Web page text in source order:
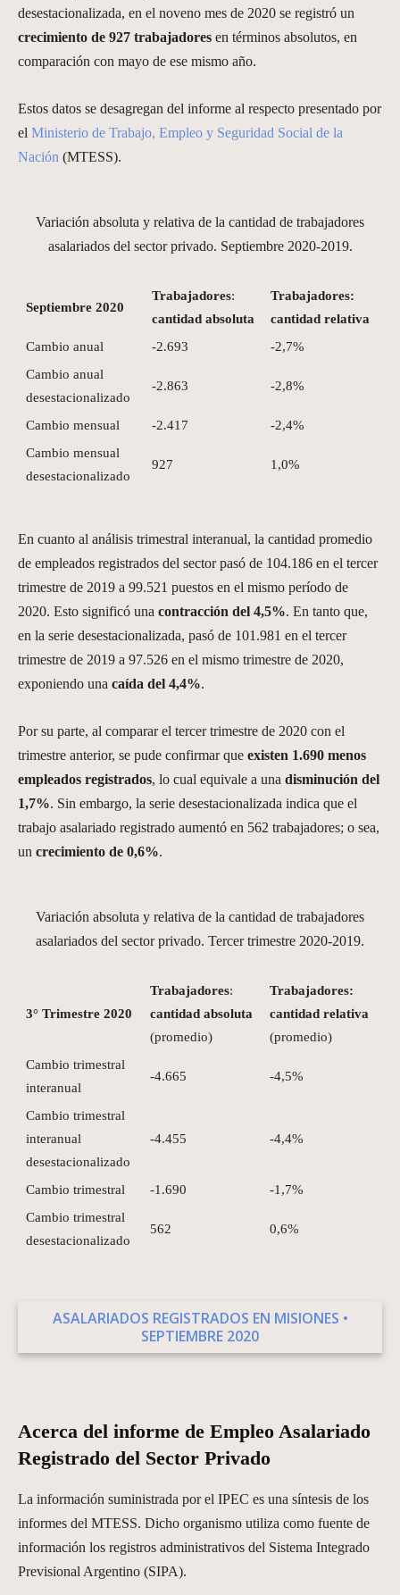
desestacionalizada, en el noveno mes de 2020 se registró un
crecimiento de 927 trabajadores en términos absolutos, en
comparación con mayo de ese mismo año.
Estos datos se desagregan del informe al respecto presentado por
el Ministerio de Trabajo, Empleo y Seguridad Social de la
Nación (MTESS).
Variación absoluta y relativa de la cantidad de trabajadores
asalariados del sector privado. Septiembre 2020-2019.
Septiembre 2020
Trabajadores:
cantidad absoluta
Trabajadores:
cantidad relativa
Cambio anual
-2.693
-2,7%
Cambio anual
desestacionalizado
-2.863 -2,8%
Cambio mensual -2.417
-2,4%
Cambio mensual
desestacionalizado
927 1,0%
En cuanto al análisis trimestral interanual, la cantidad promedio
de empleados registrados del sector pasó de 104.186 en el tercer
trimestre de 2019 a 99.521 puestos en el mismo período de
2020. Esto significó una contracción del 4,5%. En tanto que,
en la serie desestacionalizada, pasó de 101.981 en el tercer
trimestre de 2019 a 97.526 en el mismo trimestre de 2020,
exponiendo una caída del 4,4%.
Por su parte, al comparar el tercer trimestre de 2020 con el
trimestre anterior, se pude confirmar que existen 1.690 menos
empleados registrados, lo cual equivale a una disminución del
1,7%. Sin embargo, la serie desestacionalizada indica que el
trabajo asalariado registrado aumentó en 562 trabajadores; o sea,
un crecimiento de 0,6%.
Variación absoluta y relativa de la cantidad de trabajadores
asalariados del sector privado. Tercer trimestre 2020-2019.
3° Trimestre 2020
Trabajadores:
cantidad absoluta
(promedio)
Trabajadores:
cantidad relativa
(promedio)
Cambio trimestral
interanual
-4.665 -4,5%
Cambio trimestral
interanual
desestacionalizado
-4.455 -4,4%
Cambio trimestral -1.690
-1,7%
Cambio trimestral
desestacionalizado
562 0,6%
ASALARIADOS REGISTRADOS EN MISIONES •
SEPTIEMBRE 2020
Acerca del informe de Empleo Asalariado
Registrado del Sector Privado
La información suministrada por el IPEC es una síntesis de los
informes del MTESS. Dicho organismo utiliza como fuente de
información los registros administrativos del Sistema Integrado
Previsional Argentino (SIPA).